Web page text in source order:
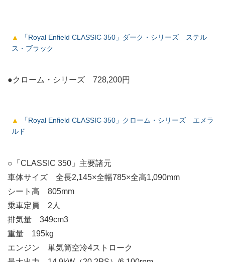
「Royal Enfield CLASSIC 350」ダーク・シリーズ ステル
ス・ブラック
●クローム・シリーズ 728,200円
「Royal Enfield CLASSIC 350」クローム・シリーズ エメラ
ルド
○「CLASSIC 350」主要諸元
車体サイズ 全長2,145×全幅785×全高1,090mm
シート高 805mm
乗車定員 2人
排気量 349cm3
重量 195kg
エンジン 単気筒空冷4ストローク